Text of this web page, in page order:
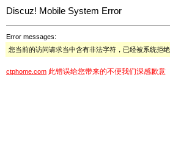
Discuz! Mobile System Error
Error messages:
您当前的访问请求当中含有非法字符，已经被系统拒绝
ctphome.com 此错误给您带来的不便我们深感歉意